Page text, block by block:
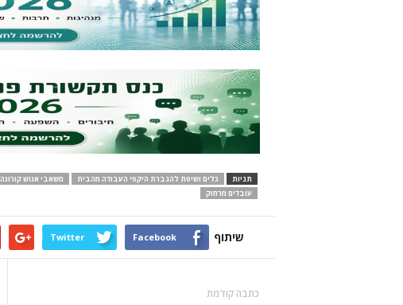
תגיות כלים ושיטת להגברת היקפי העבודה מהבית משאבי אנוש קורונה
עובדים מרחוק
שיתוף Facebook
Twitter
כתבה קודמת